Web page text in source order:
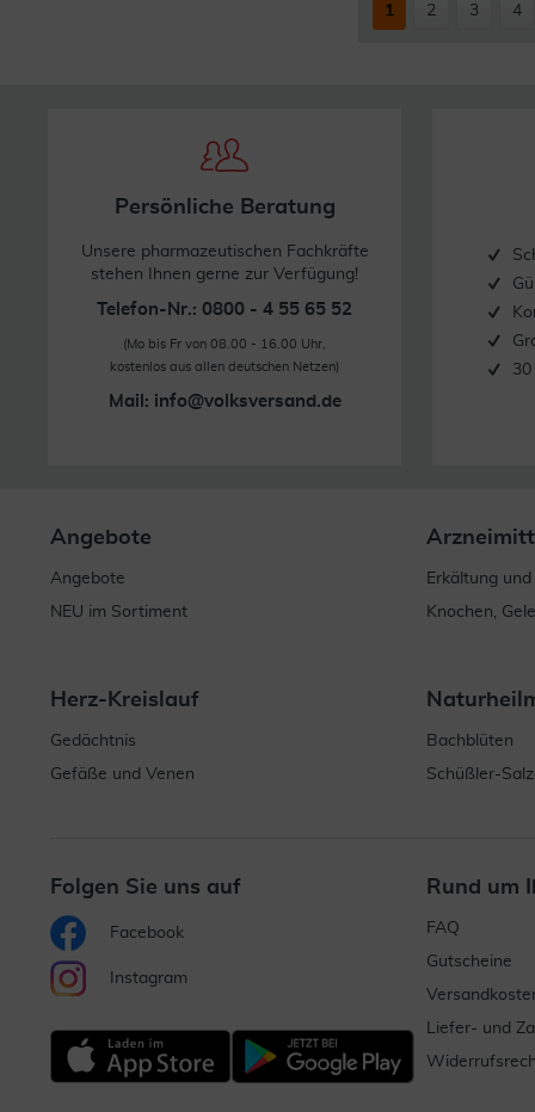
1 2 3 4
Persönliche Beratung
Unsere pharmazeutischen Fachkräfte
stehen Ihnen gerne zur Verfügung!
Telefon-Nr.: 0800 - 4 55 65 52
(Mo bis Fr von 08.00 - 16.00 Uhr,
kostenlos aus allen deutschen Netzen)
Mail: info@volksversand.de
30
Angebote
Angebote
NEU im Sortiment
Erkältung
Knochen,
Herz-Kreislauf
Gedächtnis
Gefäße und Venen
Bachblüten
Schüßler-
Folgen Sie uns auf
Facebook
Instagram
Rund um
FAQ
Gutscheine
Liefer- und